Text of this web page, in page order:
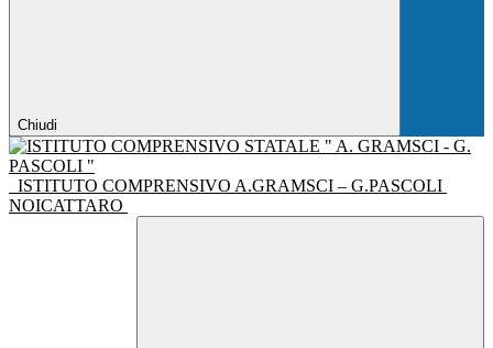
Chiudi
ISTITUTO COMPRENSIVO A.GRAMSCI – G.PASCOLI
NOICATTARO